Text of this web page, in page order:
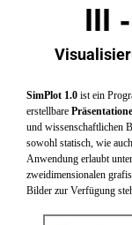
III
SimPlot 1.0 ist ein
erstellbare
und wissenschaftlichen
sowohl statisch, wie
Anwendung erlaubt
zweidimensionalen
Bilder zur Verfügung